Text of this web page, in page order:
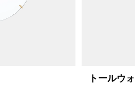
トールウ